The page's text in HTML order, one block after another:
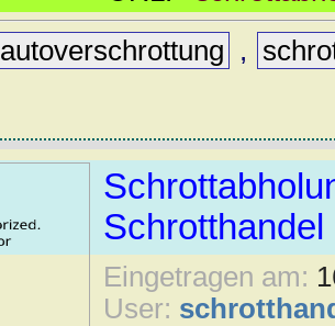
autoverschrottung ,
Schrotthandel
Eingetragen am:
User: